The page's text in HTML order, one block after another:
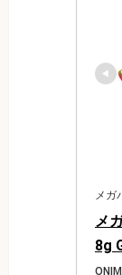
メガ
メ
8g